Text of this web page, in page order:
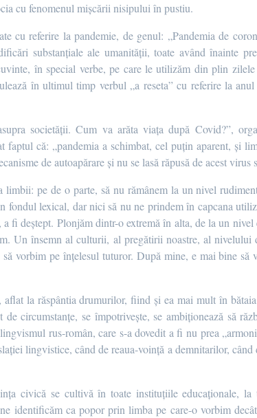
cu fenomenul mișcării nisipului în pustiu.
cu referire la pandemie, de genul: „Pandemia de
substanțiale ale umanității, toate având înainte
în special verbe, pe care le utilizăm din plin
în ultimul timp verbul „a reseta” cu referire la
societății. Cum va arăta viața după Covid?”,
că: „pandemia a schimbat, cel puțin aparent, și
de autoapărare și nu se lasă răpusă de acest virus
pe de o parte, să nu rămânem la un nivel
lexical, dar nici să nu ne prindem în capcana
fi deștept. Plonjăm dintr-o extremă în alta, de la un
Un însemn al culturii, al pregătirii noastre, al nivelului
vorbim pe înțelesul tuturor. După mine, e mai bine
la răspântia drumurilor, fiind și ea mai mult în bătaia
circumstanțe, se împotrivește, se ambiționează să
rus-român, care s-a dovedit a fi nu prea
lingvistice, când de reaua-voință a demnitarilor,
civică se cultivă în toate instituțiile educaționale, la
identificăm ca popor prin limba pe care-o vorbim